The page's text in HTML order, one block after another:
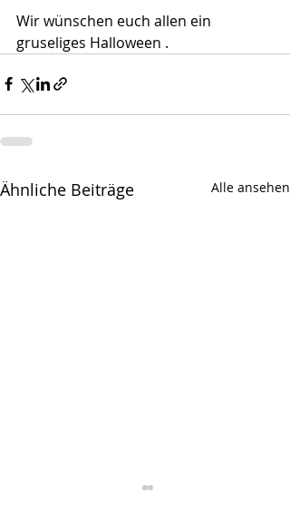
Wir wünschen euch allen ein
gruseliges Halloween .
Ähnliche Beiträge Alle ansehen